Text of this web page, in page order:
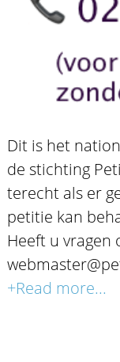
Dit is het
de stichting
terecht als er
petitie kan
Heeft u vragen
+Read more...